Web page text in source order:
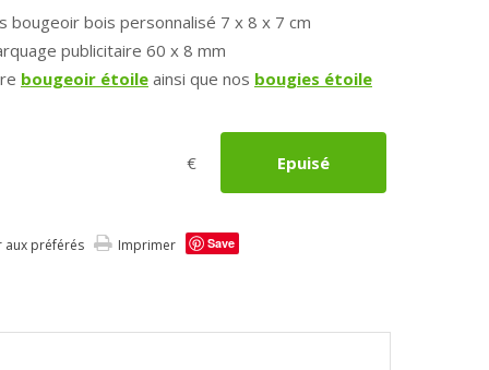
bougeoir bois personnalisé 7 x 8 x 7 cm
publicitaire 60 x 8 mm
bougeoir étoile ainsi que nos bougies étoile
€ Epuisé
aux préférés Imprimer Save